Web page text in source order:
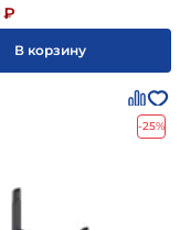
₽
В корзину
-25%